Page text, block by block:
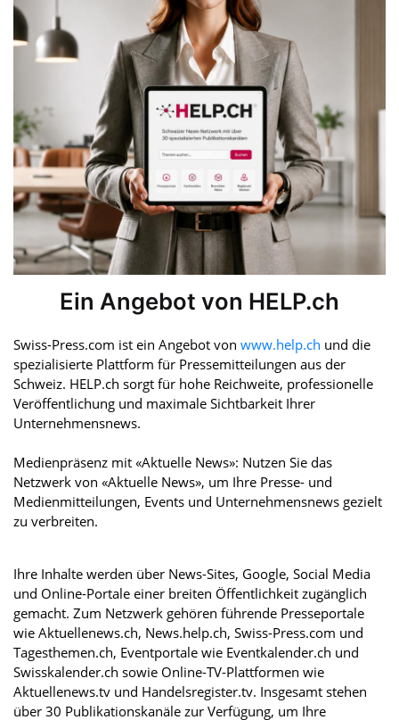
Ein Angebot von HELP.ch
Swiss-Press.com ist ein Angebot von www.help.ch und die
spezialisierte Plattform für Pressemitteilungen aus der
Schweiz. HELP.ch sorgt für hohe Reichweite, professionelle
Veröffentlichung und maximale Sichtbarkeit Ihrer
Unternehmensnews.
Medienpräsenz mit «Aktuelle News»: Nutzen Sie das
Netzwerk von «Aktuelle News», um Ihre Presse- und
Medienmitteilungen, Events und Unternehmensnews gezielt
zu verbreiten.
Ihre Inhalte werden über News-Sites, Google, Social Media
und Online-Portale einer breiten Öffentlichkeit zugänglich
gemacht. Zum Netzwerk gehören führende Presseportale
wie Aktuellenews.ch, News.help.ch, Swiss-Press.com und
Tagesthemen.ch, Eventportale wie Eventkalender.ch und
Swisskalender.ch sowie Online-TV-Plattformen wie
Aktuellenews.tv und Handelsregister.tv. Insgesamt stehen
über 30 Publikationskanäle zur Verfügung, um Ihre